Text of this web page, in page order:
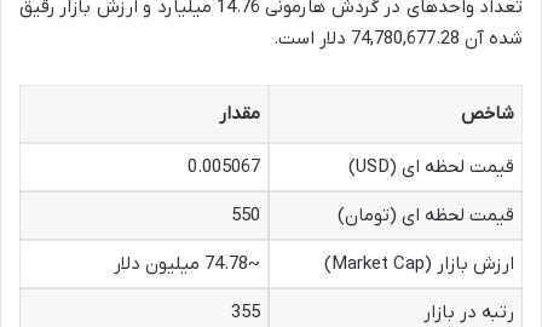
تعداد واحدهای در گردش هارمونی 14.76 میلیارد و ارزش بازار رقیق
شده آن 74,780,677.28 دلار است.
شاخص مقدار
قیمت لحظه ای (USD)
0.005067
قیمت لحظه ای (تومان)
550
ارزش بازار (Market Cap)
~74.78 میلیون دلار
رتبه در بازار
355